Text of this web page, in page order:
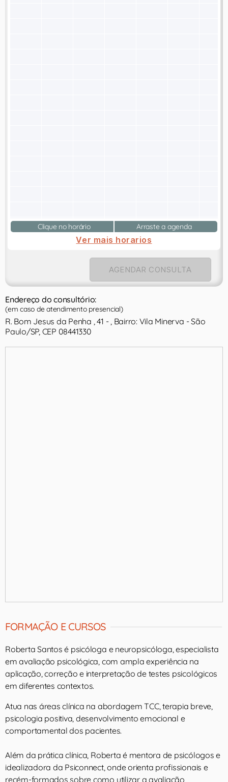
Clique no horário Arraste a agenda
Ver mais horarios
AGENDAR CONSULTA
Endereço do consultório:
(em caso de atendimento presencial)
R. Bom Jesus da Penha , 41 - , Bairro: Vila Minerva - São
Paulo/SP, CEP 08441330
FORMAÇÃO E CURSOS
Roberta Santos é psicóloga e neuropsicóloga, especialista
em avaliação psicológica, com ampla experiência na
aplicação, correção e interpretação de testes psicológicos
em diferentes contextos.
Atua nas áreas clínica na abordagem TCC, terapia breve,
psicologia positiva, desenvolvimento emocional e
comportamental dos pacientes.
Além da prática clínica, Roberta é mentora de psicólogos e
idealizadora da Psiconnect, onde orienta profissionais e
recém-formados sobre como utilizar a avaliação